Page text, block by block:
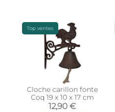
Top ventes
Cloche carillon fonte
Coq 19 x 10 x 17 cm
12,90 €